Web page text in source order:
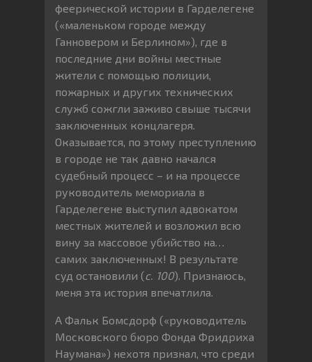
феерической истории в Гарделегене
(«маленьком городе между
Ганновером и Берлином»), где в
последние дни войны местные
жители с помощью полиции,
пожарных и других технических
служб сожгли заживо свыше тысячи
заключенных концлагеря.
Оказывается, по этому преступлению
в городе не так давно начался
судебный процесс – и на процессе
руководитель мемориала в
Гарделегене выступил адвокатом
местных жителей и возложил всю
вину за массовое убийство на…
самих заключенных! В результате
суд остановили (с. 100). Признаюсь,
меня эта история впечатлила.
А Фальк Бомсдорф («руководитель
Московского бюро Фонда Фридриха
Наумана») нехотя признал, что среди